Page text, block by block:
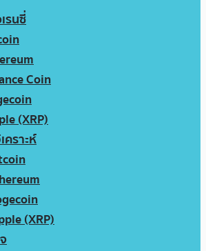
รนซี่
Coin
(XRP)
คราะห์
(XRP)